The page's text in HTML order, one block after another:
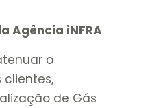
Agência iNFRA
o
de Gás